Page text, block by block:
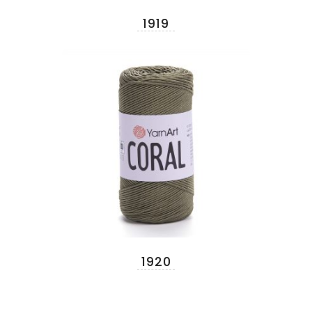
1919
1920